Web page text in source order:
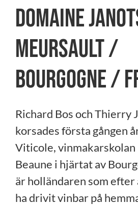
Domaine
Meursault /
Bourgogne /
Richard Bos och Thierry
korsades första gången
Viticole, vinmakarskolan
Beaune i hjärtat av
är holländaren som
ha drivit vinbar på